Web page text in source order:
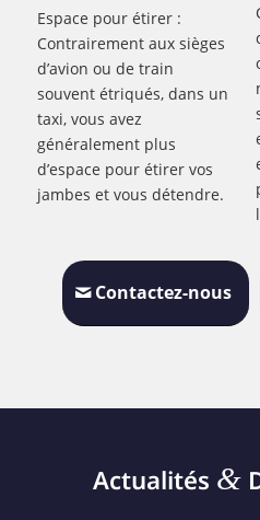
Espace pour étirer :
Contrairement aux sièges
d’avion ou de train
souvent étriqués, dans un
taxi, vous avez
généralement plus
d’espace pour étirer vos
jambes et vous détendre.
Contactez-nous
Actualités &